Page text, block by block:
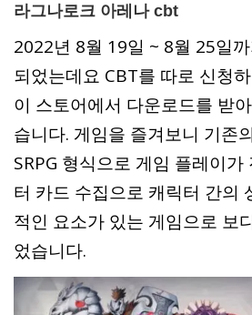
라그나로크 아레나 cbt
2022년 8월 19일 ~ 8월 25일
되었는데요 CBT를 따로 신청
이 스토어에서 다운로드를 받
습니다. 게임을 즐겨보니 기존
SRPG 형식으로 게임 플레이가
터 카드 수집으로 캐릭터 간의
적인 요소가 있는 게임으로 보
었습니다.